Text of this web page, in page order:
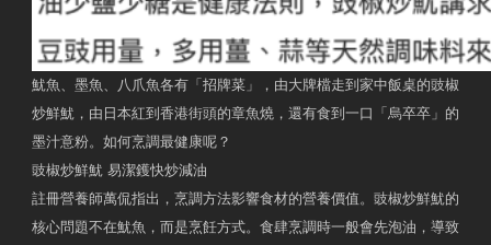
魷魚、墨魚、八爪魚各有「招牌菜」，由大牌檔走到家中飯桌的豉椒
炒鮮魷，由日本紅到香港街頭的章魚燒，還有食到一口「烏卒卒」的
墨汁意粉。如何烹調最健康呢？
豉椒炒鮮魷 易潔鑊快炒減油
註冊營養師萬侃指出，烹調方法影響食材的營養價值。豉椒炒鮮魷的
核心問題不在魷魚，而是烹飪方式。食肆烹調時一般會先泡油，導致